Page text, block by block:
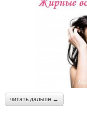
читать дальше →